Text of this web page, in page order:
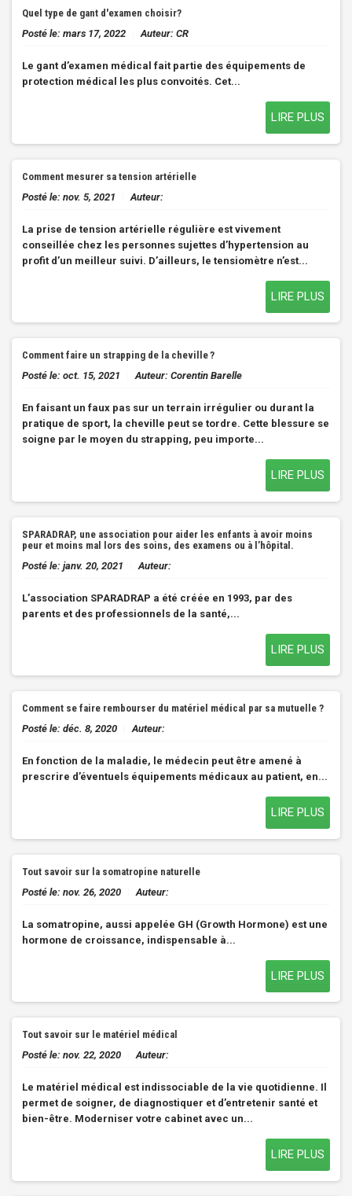
Quel type de gant d'examen choisir?
Posté le: mars 17, 2022 Auteur: CR
Le gant d’examen médical fait partie des équipements de
protection médical les plus convoités. Cet...
LIRE PLUS
Comment mesurer sa tension artérielle
Posté le: nov. 5, 2021 Auteur:
La prise de tension artérielle régulière est vivement
conseillée chez les personnes sujettes d’hypertension au
profit d’un meilleur suivi. D’ailleurs, le tensiomètre n’est...
LIRE PLUS
Comment faire un strapping de la cheville ?
Posté le: oct. 15, 2021 Auteur: Corentin Barelle
En faisant un faux pas sur un terrain irrégulier ou durant la
pratique de sport, la cheville peut se tordre. Cette blessure se
soigne par le moyen du strapping, peu importe...
LIRE PLUS
SPARADRAP, une association pour aider les enfants à avoir moins
peur et moins mal lors des soins, des examens ou à l’hôpital.
Posté le: janv. 20, 2021 Auteur:
L’association SPARADRAP a été créée en 1993, par des
parentset des professionnels de la santé,...
LIRE PLUS
Comment se faire rembourser du matériel médical par sa mutuelle ?
Posté le: déc. 8, 2020 Auteur:
En fonction de la maladie, le médecin peut être amené à
prescrire d’éventuels équipements médicauxau patient, en...
LIRE PLUS
Tout savoir sur la somatropine naturelle
Posté le: nov. 26, 2020 Auteur:
La somatropine, aussi appelée GH (Growth Hormone) est une
hormone de croissance, indispensable à...
LIRE PLUS
Tout‌ ‌savoir‌ ‌sur‌ ‌le‌ ‌matériel‌ ‌médical‌ ‌
Posté le: nov. 22, 2020 Auteur:
Le matériel médical est indissociable de la vie quotidienne. Il
permet de soigner, de diagnostiquer et d’entretenir santé et
bien-être. Moderniser votre cabinet avec un...
LIRE PLUS